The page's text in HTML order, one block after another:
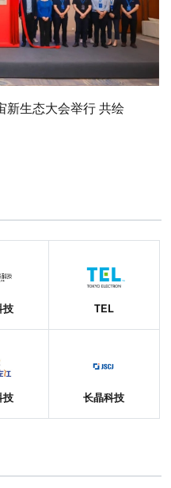
新生态大会举行 共绘
技 TEL
技 长晶科技